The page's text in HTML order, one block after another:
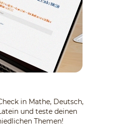
in Mathe, Deutsch,
und teste deinen
Themen!